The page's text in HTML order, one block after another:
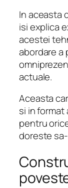
In aceasta
isi explica
acestei
abordare a
actuale.
Aceasta
si in
pentru
doreste